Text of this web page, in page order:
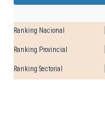
Ranking Nacional
Ranking Provincial
Ranking Sectorial